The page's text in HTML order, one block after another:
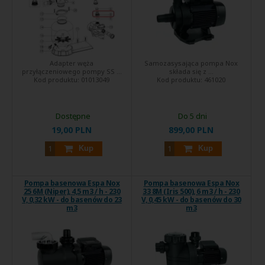
Adapter węża
przyłączeniowego pompy SS ...
Kod produktu: 01013049
19,00 PLN
Kup
Dostępne
Samozasysająca pompa Nox
składa się z ...
Kod produktu: 461020
899,00 PLN
Kup
Do 5 dni
Pompa basenowa Espa Nox
25 6M (Niper), 4,5 m3 / h - 230
V, 0,32 kW - do basenów do 23
m3
Pompa basenowa Espa Nox
33 8M (Iris 500), 6 m3 / h - 230
V, 0,45 kW - do basenów do 30
m3